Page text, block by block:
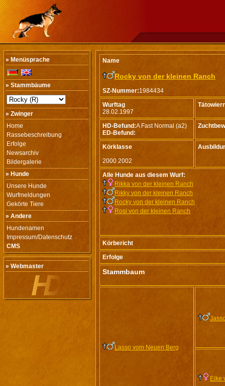
» Menüsprache
» Stammbäume
» Zwinger
Home
Rassebeschreibung
Erfolge
Newsarchiv
Bildergalerie
» Hunde
Unsere Hunde
Wurfmeldungen
Gekörte Tiere
» Andere
Hundenamen
Impressum/Datenschutz
CMS
» Webmaster
Name
Rocky von der kleinen Ranch
SZ-Nummer:1984434
Wurftag
28.02.1997
HD-Befund:A Fast Normal (a2)
ED-Befund:
Körklasse
2000 2002
Alle Hunde aus diesem Wurf:
Rikka von der kleinen Ranch
Rikky von der kleinen Ranch
Rocky von der kleinen Ranch
Rosi von der kleinen Ranch
Körbericht
Erfolge
Stammbaum
Lasso vom Neuen Berg
Eike